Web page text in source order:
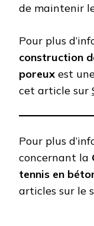
de maintenir
Pour plus
construction
poreux est
cet article sur
Pour plus
concernant la
tennis en
articles sur le